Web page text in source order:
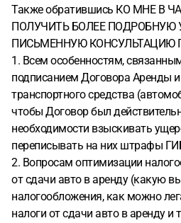
Также обратившись КО МНЕ В
ПОЛУЧИТЬ БОЛЕЕ ПОДРОБНУЮ
ПИСЬМЕННУЮ КОНСУЛЬТАЦИЮ
1. Всем особенностям,
подписанием Договора Аренды
транспортного средства
чтобы Договор был
необходимости взыскивать
переписывать на них штрафы
2. Вопросам оптимизации
от сдачи авто в аренду (какую
налогообложения, как можно
налоги от сдачи авто в аренду и